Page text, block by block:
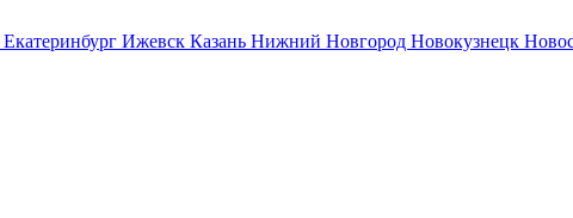
Екатеринбург Ижевск Казань Нижний Новгород Новокузнецк